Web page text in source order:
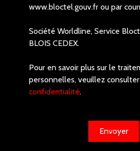
www.bloctel.gouv.fr ou par
Société Worldline, Service
BLOIS CEDEX.
Pour en savoir plus sur le
personnelles, veuillez
confidentialité.
Envoyer